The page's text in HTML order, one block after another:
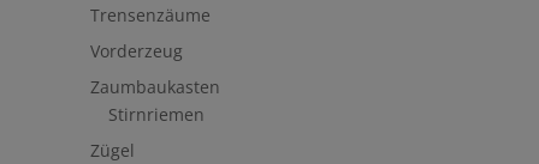
Trensenzäume
Vorderzeug
Zaumbaukasten
Stirnriemen
Zügel